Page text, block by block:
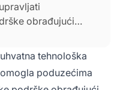
obrađujući
pozivima,
interakcijama s
i
tehnološka
poduzećima